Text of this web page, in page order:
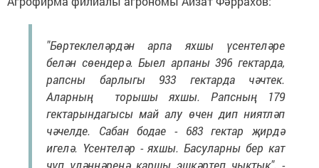
"Бөртеклеләрдән арпа яхшы үсентеләре
белән сөендерә. Быел арпаны 396 гектарда,
рапсны барлыгы 933 гектарда чәчтек.
Аларның торышы яхшы. Рапсның 179
гектарындагысы май алу өчен дип ниятләп
чәчелде. Сабан бодае - 683 гектар җирдә
игелә. Үсентеләр - яхшы. Басуларны бер кат